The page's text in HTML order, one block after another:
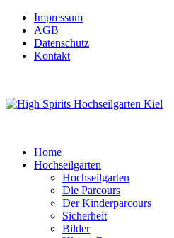
Impressum
AGB
Datenschutz
Kontakt
Home
Hochseilgarten
Hochseilgarten
Die Parcours
Der Kinderparcours
Sicherheit
Bilder